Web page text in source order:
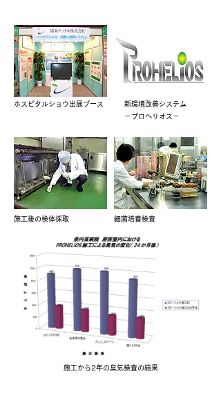
ホスピタルショウ出展ブース
新環境改善システム
－プロヘリオス－
施工後の検体採取 細菌培養検査
施工から2年の臭気検査の結果